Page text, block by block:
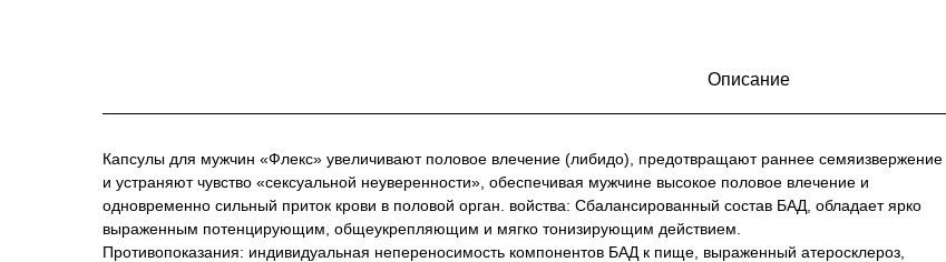
Описание
Капсулы для мужчин «Флекс» увеличивают половое влечение (либидо), предотвращают раннее семяизвержение
и устраняют чувство «сексуальной неуверенности», обеспечивая мужчине высокое половое влечение и
одновременно сильный приток крови в половой орган. войства: Сбалансированный состав БАД, обладает ярко
выраженным потенцирующим, общеукрепляющим и мягко тонизирующим действием.
Противопоказания: индивидуальная непереносимость компонентов БАД к пище, выраженный атеросклероз,